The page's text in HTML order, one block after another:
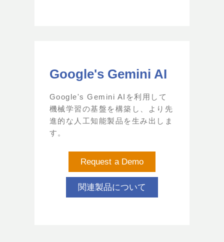
Google's Gemini AI
Google's Gemini AIを利用して
機械学習の基盤を構築し、より先
進的な人工知能製品を生み出しま
す。
Request a Demo
関連製品について